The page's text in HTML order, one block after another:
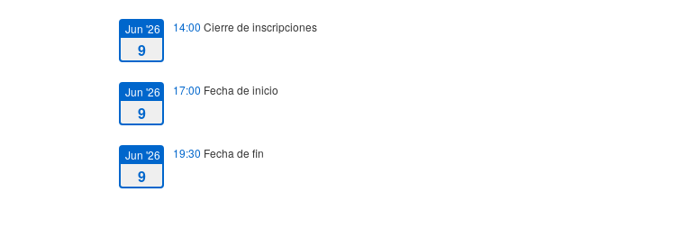
Jun '26
9
14:00 Cierre de inscripciones
Jun '26
9
17:00 Fecha de inicio
Jun '26
9
19:30 Fecha de fin